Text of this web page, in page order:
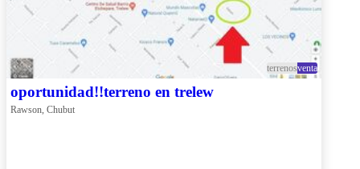
terrenosventa
oportunidad!!terreno en trelew
Rawson, Chubut